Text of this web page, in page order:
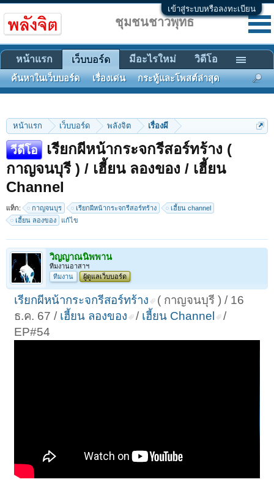
เข้าสู่ระบบหรือลงทะเบียน
หน้าแรก เว็บบอร์ด พลังจิต เรื่องผี
วีดีโอ
เรียกผีหน้ากระจกรีสอร์ทร้าง (
กาญจนบุรี ) / เฮี้ยน ลองของ / เฮี้ยน
Channel
แท็ก: กาญจนบุร เรียกผีหน้ากระจกรีสอร์ทร้าง
เฮี้ยน channel
เฮี้ยน ลองของ
แก้ไข
วิญญาณนิพพาน
ทีมงานอาสาฯ
ทีมงาน
ผู้ดูแลเว็บบอร์ด
เรียกผีหน้ากระจกรีสอร์ทร้าง
( กาญจนบุรี ) / 16
ธ.ค. 67 / เฮี้ยน ลองของ / เฮี้ยน Channel
/
EP#54
ชุมชนชาวพุทธ
หน้าแรก เว็บบอร์ด
ค้นหาในเว็บบอร์ด เรื่องเด่น กระทู้และโพสต์ล่าสุด
มีอะไรใหม่ วิดีโอ